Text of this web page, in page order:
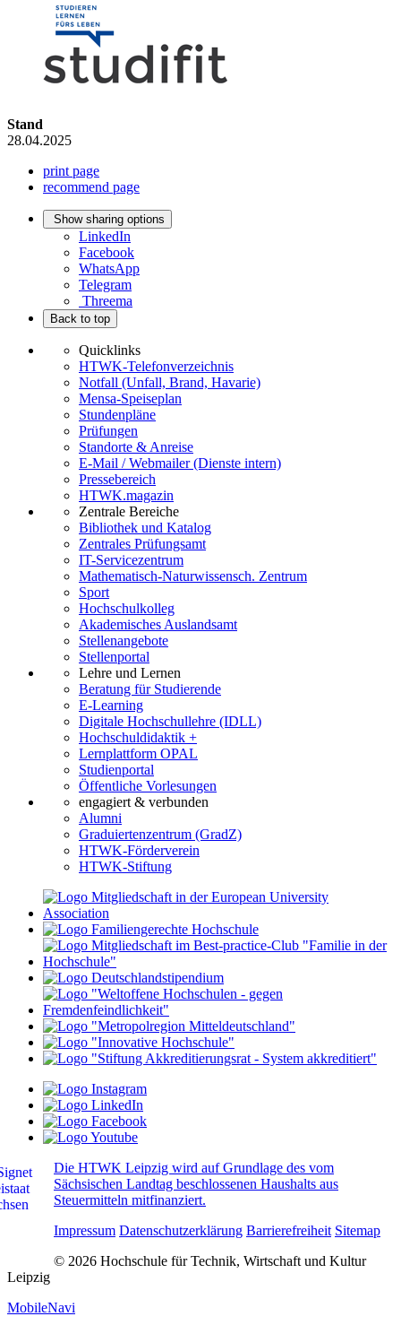
Stand
28.04.2025
print page
recommend page
Show sharing options
LinkedIn
Facebook
WhatsApp
Telegram
Threema
Back to top
Quicklinks
HTWK-Telefonverzeichnis
Notfall (Unfall, Brand, Havarie)
Mensa-Speiseplan
Stundenpläne
Prüfungen
Standorte & Anreise
E-Mail / Webmailer (Dienste intern)
Pressebereich
HTWK.magazin
Zentrale Bereiche
Bibliothek und Katalog
Zentrales Prüfungsamt
IT-Servicezentrum
Mathematisch-Naturwissensch. Zentrum
Sport
Hochschulkolleg
Akademisches Auslandsamt
Stellenangebote
Stellenportal
Lehre und Lernen
Beratung für Studierende
E-Learning
Digitale Hochschullehre (IDLL)
Hochschuldidaktik +
Lernplattform OPAL
Studienportal
Öffentliche Vorlesungen
engagiert & verbunden
Alumni
Graduiertenzentrum (GradZ)
HTWK-Förderverein
HTWK-Stiftung
Die HTWK Leipzig wird auf Grundlage des vom
Sächsischen Landtag beschlossenen Haushalts aus
Steuermitteln mitfinanziert.
Impressum Datenschutzerklärung Barrierefreiheit Sitemap
© 2026 Hochschule für Technik, Wirtschaft und Kultur
Leipzig
MobileNavi